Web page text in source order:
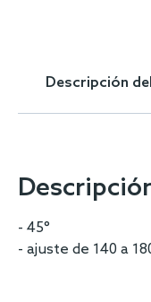
beginningDescripción
- 45°
- ajuste de 140 a